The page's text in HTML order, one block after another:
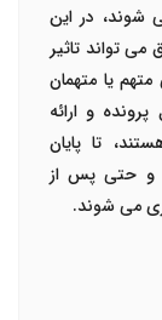
شوند، در این
می تواند تاثیر
یا متهمان
و ارائه
تا پایان
و حتی پس از
می شوند.